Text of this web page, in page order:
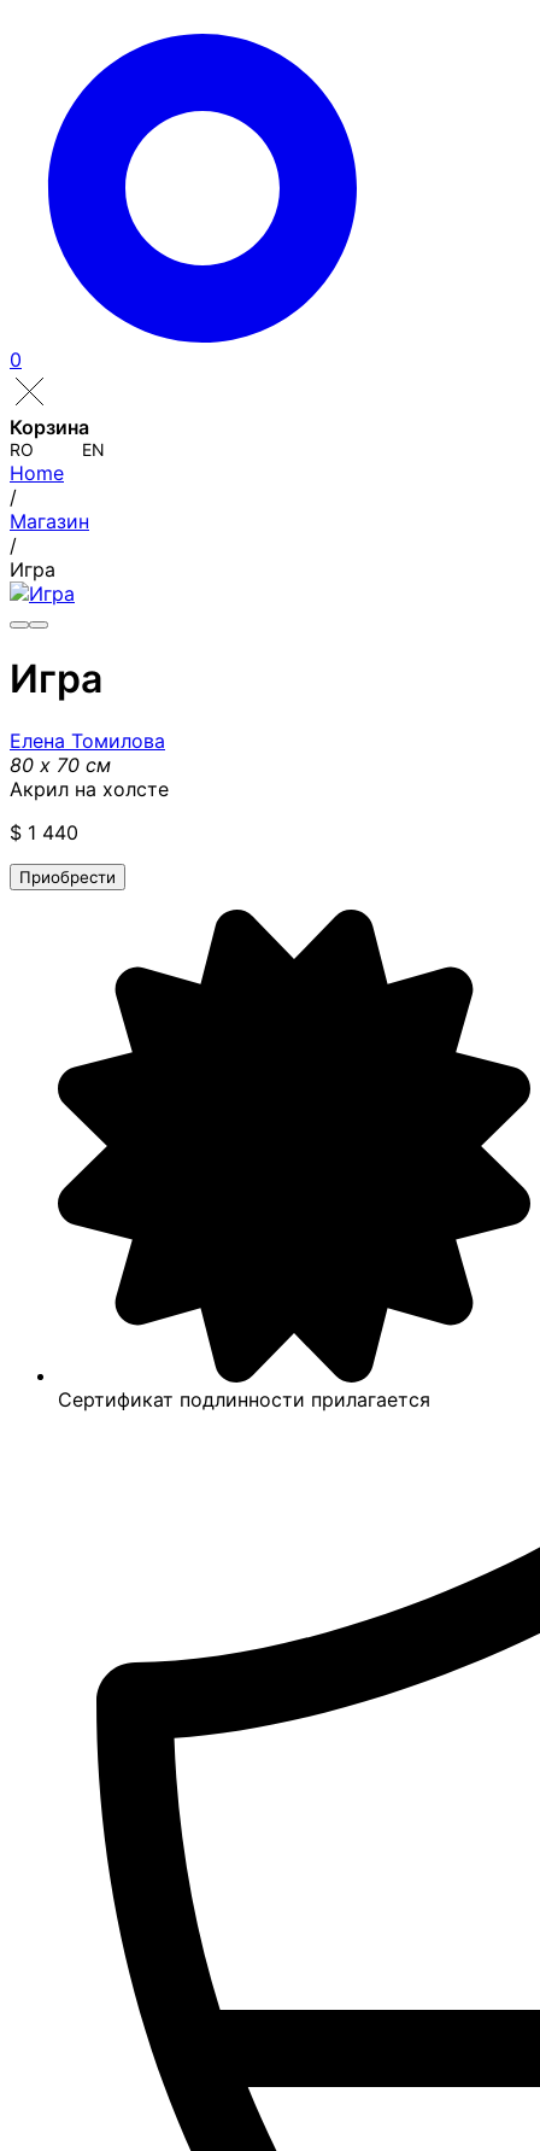
0
Корзина
RO EN
Home
/
Магазин
/
Игра
Игра
Елена Томилова
80 x 70 см
Акрил на холсте
$ 1 440
Приобрести
Сертификат подлинности прилагается